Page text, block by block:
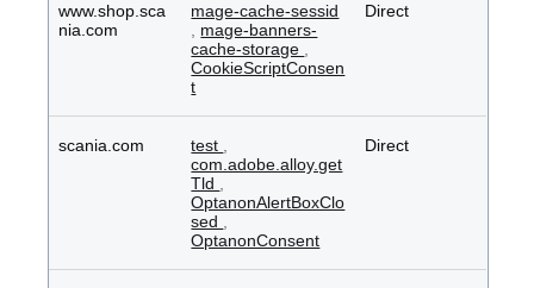
www.shop.sca
nia.com
mage-cache-sessid
mage-banners-
cache-storage
CookieScriptConsen
t
Direct
scania.com test
com.adobe.alloy.get
Tld
OptanonAlertBoxClo
sed
OptanonConsent
Direct